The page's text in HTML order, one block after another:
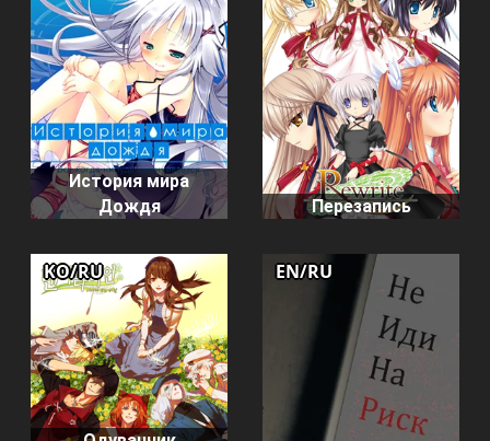
История мира
Дождя
Перезапись
KO/RU EN/RU